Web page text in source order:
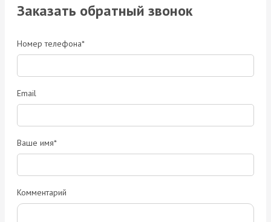
Заказать обратный звонок
Номер телефона*
Email
Ваше имя*
Комментарий